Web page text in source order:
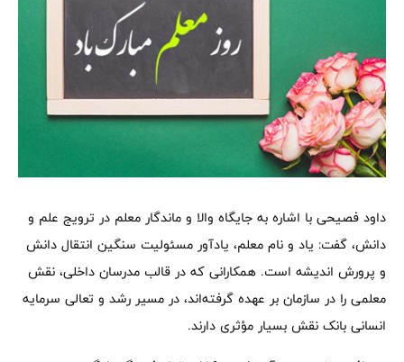
داود فصیحی با اشاره به جایگاه والا و ماندگار معلم در ترویج علم و
دانش، گفت: یاد و نام معلم، یادآور مسئولیت سنگین انتقال دانش
و پرورش اندیشه است. همکارانی که در قالب مدرسان داخلی، نقش
معلمی را در سازمان بر عهده گرفته‌اند، در مسیر رشد و تعالی سرمایه
انسانی بانک نقش بسیار مؤثری دارند.